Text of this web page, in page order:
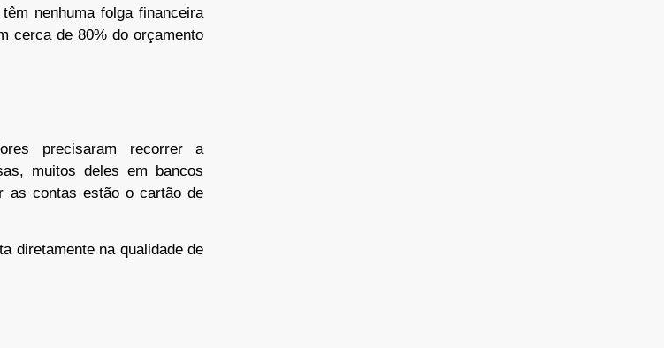
nenhuma folga financeira
cerca de 80% do orçamento
precisaram recorrer a
muitos deles em bancos
as contas estão o cartão de
diretamente na qualidade de